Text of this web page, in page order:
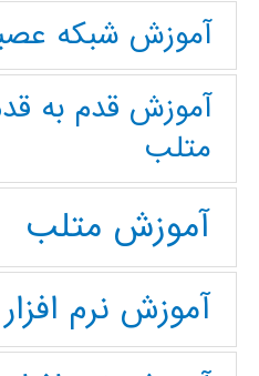
آموزش شبکه
آموزش قدم به
متلب
آموزش متلب
آموزش نرم افزار MATLAB